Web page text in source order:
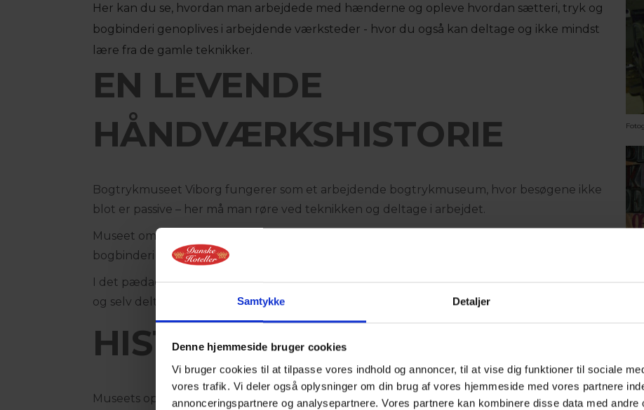
Samtykke Detaljer
Denne hjemmeside bruger cookies
Vi bruger cookies til at tilpasse vores indhold og annoncer, til at vise dig funktioner til sociale
vores trafik. Vi deler også oplysninger om din brug af vores hjemmeside med vores partnere
annonceringspartnere og analysepartnere. Vores partnere kan kombinere disse data med andre
Her kan du se, hvordan man arbejdede med hænderne og opleve hvordan sætteri, tryk og
bogbinderi genoplives i arbejdende værksteder - hvor du også kan deltage og ikke mindst
lære fra de gamle teknikker.
EN LEVENDE
HÅNDVÆRKSHISTORIE
Bogtrykmuseet Viborg fungerer som et arbejdende bogtrykmuseum, hvor besøgene ikke
blot er passive – her må man røre ved teknikken og deltage i arbejdet.
Museet omfatter flere værksteder: håndsætteri, maskinsætteri, skriftstøberi, trykkeri,
bogbinderi og et maskinværksted til restaurering og reparation.
I det pædagogiske værksted får børn og unge mulighed for at prøve de gamle teknikker
og selv deltage i trykkeprocessen.
HISTORIE OG BAGGRUND
Museets oprindelse går tilbage til 1981, da tre viborgensere erhvervede udstyr fra det